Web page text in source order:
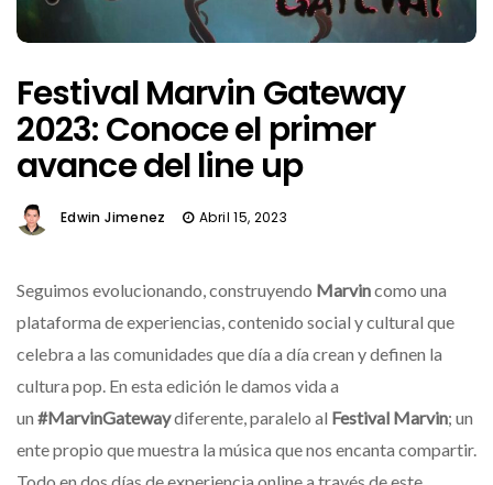
Festival Marvin Gateway
2023: Conoce el primer
avance del line up
Edwin Jimenez Abril 15, 2023
Seguimos evolucionando, construyendo Marvincomo una
plataforma de experiencias, contenido social y cultural que
celebra a las comunidades que día a día crean y definen la
cultura pop. En esta edición le damos vida a
un #MarvinGatewaydiferente, paralelo al Festival Marvin; un
ente propio que muestra la música que nos encanta compartir.